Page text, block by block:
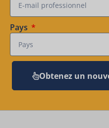
Pays
Obtenez un